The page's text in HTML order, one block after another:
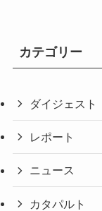
カテゴリー
ダイジェスト
レポート
ニュース
カタパルト